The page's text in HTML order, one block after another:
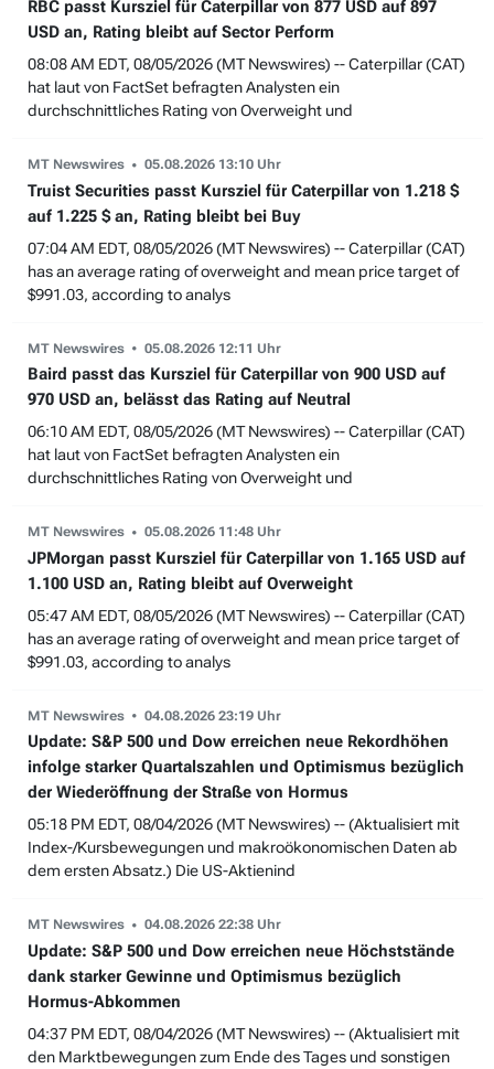
RBC passt Kursziel für Caterpillar von 877 USD auf 897
USD an, Rating bleibt auf Sector Perform
08:08 AM EDT, 08/05/2026 (MT Newswires) -- Caterpillar (CAT)
hat laut von FactSet befragten Analysten ein
durchschnittliches Rating von Overweight und
MT Newswires 05.08.2026 13:10 Uhr
Truist Securities passt Kursziel für Caterpillar von 1.218 $
auf 1.225 $ an, Rating bleibt bei Buy
07:04 AM EDT, 08/05/2026 (MT Newswires) -- Caterpillar (CAT)
has an average rating of overweight and mean price target of
$991.03, according to analys
MT Newswires 05.08.2026 12:11 Uhr
Baird passt das Kursziel für Caterpillar von 900 USD auf
970 USD an, belässt das Rating auf Neutral
06:10 AM EDT, 08/05/2026 (MT Newswires) -- Caterpillar (CAT)
hat laut von FactSet befragten Analysten ein
durchschnittliches Rating von Overweight und
MT Newswires 05.08.2026 11:48 Uhr
JPMorgan passt Kursziel für Caterpillar von 1.165 USD auf
1.100 USD an, Rating bleibt auf Overweight
05:47 AM EDT, 08/05/2026 (MT Newswires) -- Caterpillar (CAT)
has an average rating of overweight and mean price target of
$991.03, according to analys
MT Newswires 04.08.2026 23:19 Uhr
Update: S&P 500 und Dow erreichen neue Rekordhöhen
infolge starker Quartalszahlen und Optimismus bezüglich
der Wiederöffnung der Straße von Hormus
05:18 PM EDT, 08/04/2026 (MT Newswires) -- (Aktualisiert mit
Index-/Kursbewegungen und makroökonomischen Daten ab
dem ersten Absatz.) Die US-Aktienind
MT Newswires 04.08.2026 22:38 Uhr
Update: S&P 500 und Dow erreichen neue Höchststände
dank starker Gewinne und Optimismus bezüglich
Hormus-Abkommen
04:37 PM EDT, 08/04/2026 (MT Newswires) -- (Aktualisiert mit
den Marktbewegungen zum Ende des Tages und sonstigen